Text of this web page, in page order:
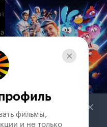
фильмы,
и не только